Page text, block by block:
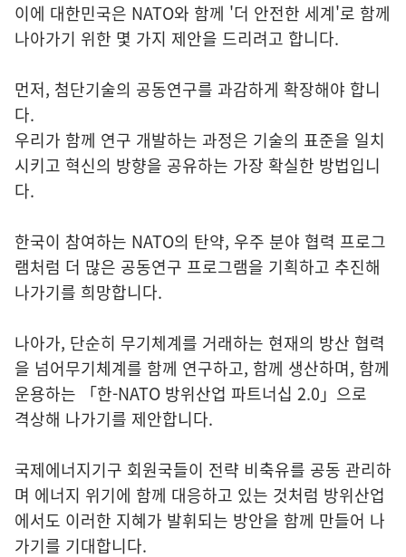
이에 대한민국은 NATO와 함께 '더 안전한 세계'로 함께
나아가기 위한 몇 가지 제안을 드리려고 합니다.
먼저, 첨단기술의 공동연구를 과감하게 확장해야 합니
다.
우리가 함께 연구 개발하는 과정은 기술의 표준을 일치
시키고 혁신의 방향을 공유하는 가장 확실한 방법입니
다.
한국이 참여하는 NATO의 탄약, 우주 분야 협력 프로그
램처럼 더 많은 공동연구 프로그램을 기획하고 추진해
나가기를 희망합니다.
나아가, 단순히 무기체계를 거래하는 현재의 방산 협력
을 넘어무기체계를 함께 연구하고, 함께 생산하며, 함께
운용하는 「한-NATO 방위산업 파트너십 2.0」으로
격상해 나가기를 제안합니다.
국제에너지기구 회원국들이 전략 비축유를 공동 관리하
며 에너지 위기에 함께 대응하고 있는 것처럼 방위산업
에서도 이러한 지혜가 발휘되는 방안을 함께 만들어 나
가기를 기대합니다.